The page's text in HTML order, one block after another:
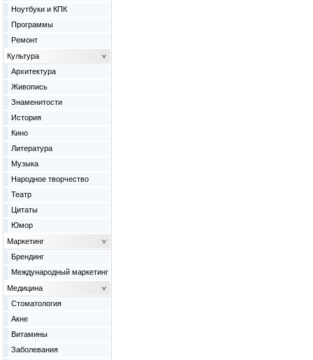
Ноутбуки и КПК
Программы
Ремонт
Культура
Архитектура
Живопись
Знаменитости
История
Кино
Литература
Музыка
Народное творчество
Театр
Цитаты
Юмор
Маркетинг
Брендинг
Международный маркетинг
Медицина
Cтоматология
Акне
Витамины
Заболевания